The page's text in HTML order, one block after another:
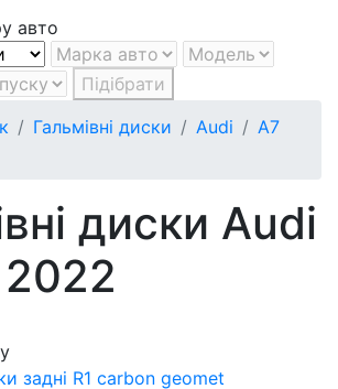
авто
Підібрати
Гальмівні диски Audi
A7
диски Audi